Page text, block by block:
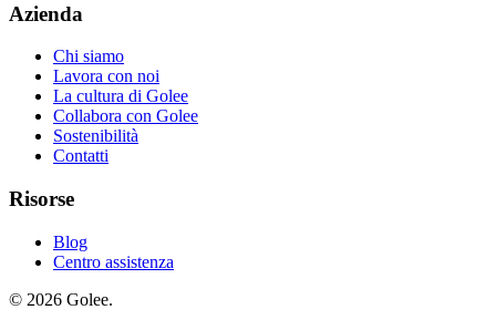
Azienda
Chi siamo
Lavora con noi
La cultura di Golee
Collabora con Golee
Sostenibilità
Contatti
Risorse
Blog
Centro assistenza
© 2026 Golee.